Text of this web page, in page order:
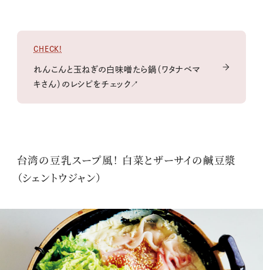
CHECK!
れんこんと玉ねぎの白味噌たら鍋（ワタナベマ
キさん）のレシピをチェック↗
台湾の豆乳スープ風！ 白菜とザーサイの鹹豆漿
（シェントウジャン）